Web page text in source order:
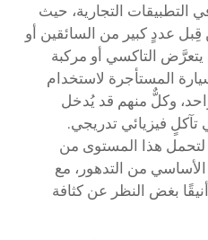
التطبيقات التجارية، حيث
عددٍ كبير من السائقين أو
يتعرَّض التاكسي أو مركبة
المستأجرة لاستخدام
وكلٌّ منهم قد يُدخل
فيزيائي تدريجي.
هذا المستوى من
الأساسي من التدهور، مع
بغض النظر عن كثافة